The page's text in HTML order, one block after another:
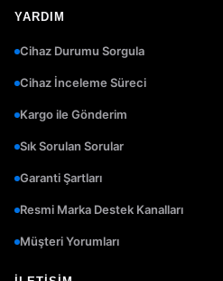
YARDIM
Cihaz Durumu Sorgula
Cihaz İnceleme Süreci
Kargo ile Gönderim
Sık Sorulan Sorular
Garanti Şartları
Resmi Marka Destek Kanalları
Müşteri Yorumları